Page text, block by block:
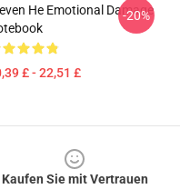
He Emotional Damage
£ - 22,51 £
-20%
Kaufen Sie mit Vertrauen